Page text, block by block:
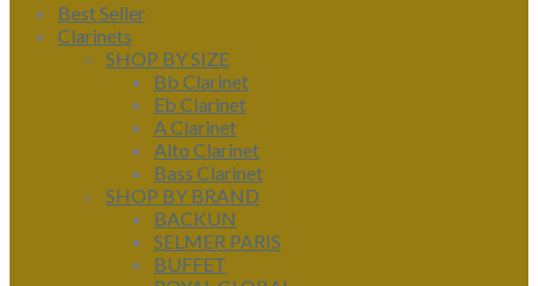
Best Seller
Clarinets
SHOP BY SIZE
Bb Clarinet
Eb Clarinet
A Clarinet
Alto Clarinet
Bass Clarinet
SHOP BY BRAND
BACKUN
SELMER PARIS
BUFFET